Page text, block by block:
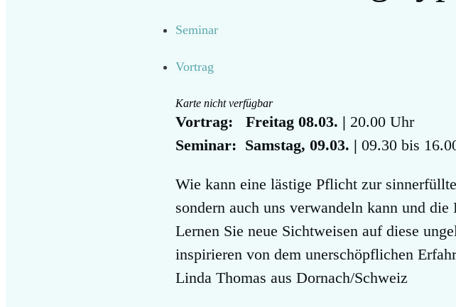
Seminar
Vortrag
Karte nicht verfügbar
Vortrag: Freitag 08.03. | 20.00 Uhr
Seminar: Samstag, 09.03. | 09.30 bis
Wie kann eine lästige Pflicht zur
sondern auch uns verwandeln kann und
Lernen Sie neue Sichtweisen auf diese
inspirieren von dem unerschöpflichen
Linda Thomas aus Dornach/Schweiz